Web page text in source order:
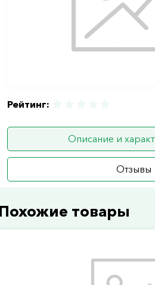
Рейтинг:
Описание и
Отзывы
товары